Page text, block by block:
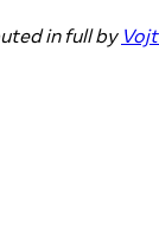
in full by